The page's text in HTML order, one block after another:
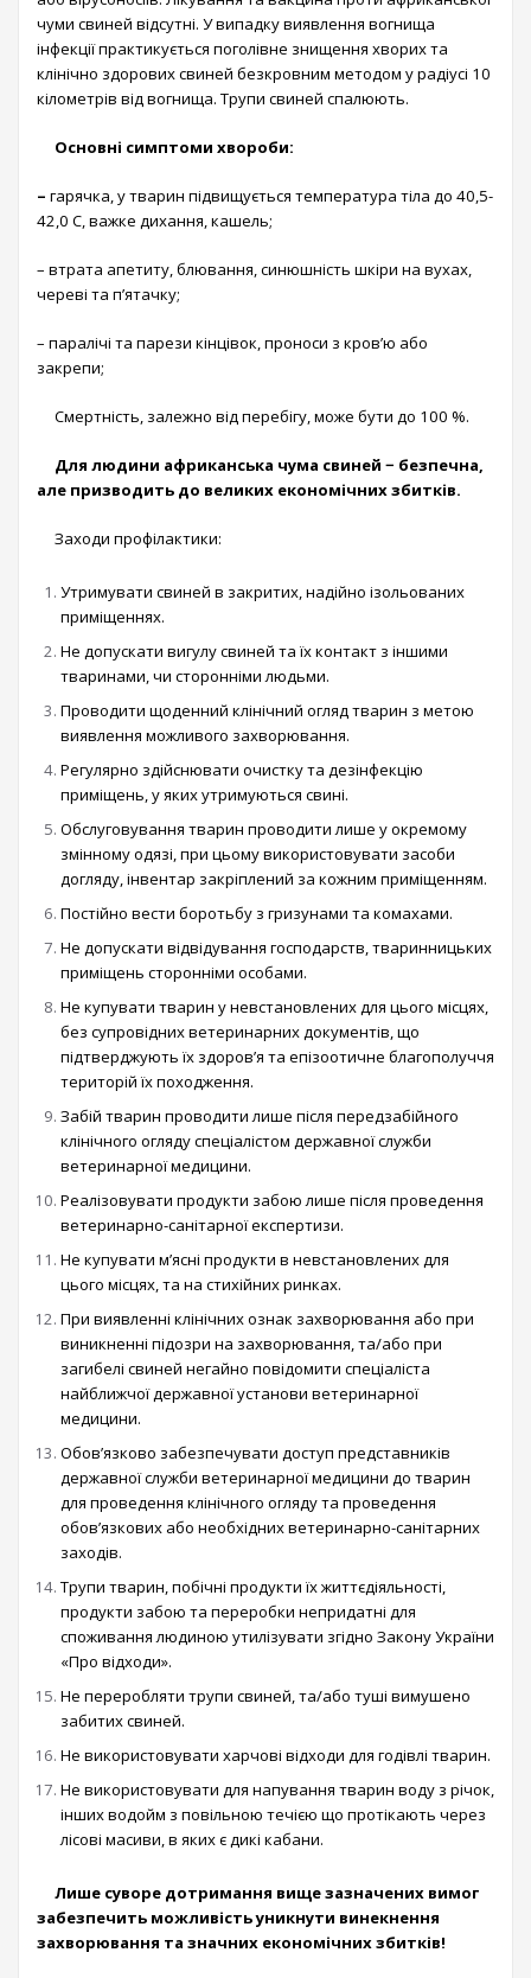
чуми свиней відсутні. У випадку виявлення вогнища
інфекції практикується поголівне знищення хворих та
клінічно здорових свиней безкровним методом у радіусі 10
кілометрів від вогнища. Трупи свиней спалюють.
Основні симптоми хвороби:
– гарячка, у тварин підвищується температура тіла до 40,5-
42,0 C, важке дихання, кашель;
– втрата апетиту, блювання, синюшність шкіри на вухах,
череві та п’ятачку;
– паралічі та парези кінцівок, проноси з кров’ю або
закрепи;
Смертність, залежно від перебігу, може бути до 100 %.
Для людини африканська чума свиней − безпечна,
але призводить до великих економічних збитків.
Заходи профілактики:
Утримувати свиней в закритих, надійно ізольованих
приміщеннях.
Не допускати вигулу свиней та їх контакт з іншими
тваринами, чи сторонніми людьми.
Проводити щоденний клінічний огляд тварин з метою
виявлення можливого захворювання.
Регулярно здійснювати очистку та дезінфекцію
приміщень, у яких утримуються свині.
Обслуговування тварин проводити лише у окремому
змінному одязі, при цьому використовувати засоби
догляду, інвентар закріплений за кожним приміщенням.
Постійно вести боротьбу з гризунами та комахами.
Не допускати відвідування господарств, тваринницьких
приміщень сторонніми особами.
Не купувати тварин у невстановлених для цього місцях,
без супровідних ветеринарних документів, що
підтверджують їх здоров’я та епізоотичне благополуччя
територій їх походження.
Забій тварин проводити лише після передзабійного
клінічного огляду спеціалістом державної служби
ветеринарної медицини.
Реалізовувати продукти забою лише після проведення
ветеринарно-санітарної експертизи.
Не купувати м’ясні продукти в невстановлених для
цього місцях, та на стихійних ринках.
При виявленні клінічних ознак захворювання або при
виникненні підозри на захворювання, та/або при
загибелі свиней негайно повідомити спеціаліста
найближчої державної установи ветеринарної
медицини.
Обов’язково забезпечувати доступ представників
державної служби ветеринарної медицини до тварин
для проведення клінічного огляду та проведення
обов’язкових або необхідних ветеринарно-санітарних
заходів.
Трупи тварин, побічні продукти їх життєдіяльності,
продукти забою та переробки непридатні для
споживання людиною утилізувати згідно Закону України
«Про відходи».
Не переробляти трупи свиней, та/або туші вимушено
забитих свиней.
Не використовувати харчові відходи для годівлі тварин.
Не використовувати для напування тварин воду з річок,
інших водойм з повільною течією що протікають через
лісові масиви, в яких є дикі кабани.
Лише суворе дотримання вище зазначених вимог
забезпечить можливість уникнути винекнення
захворювання та значних економічних збитків!